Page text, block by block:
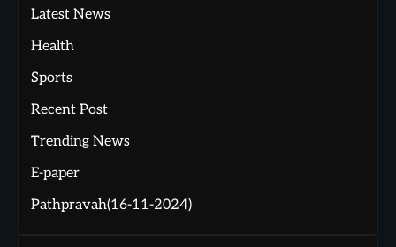
Latest News
Health
Sports
Recent Post
Trending News
E-paper
Pathpravah(16-11-2024)